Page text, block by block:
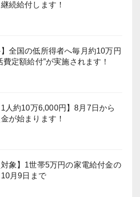
続給付します！
】全国の低所得者へ毎月約10万円
費定額給付”が実施されます！
1人約10万6,000円】8月7日から
が始まります！
対象】1世帯5万円の家電給付金の
月9日まで